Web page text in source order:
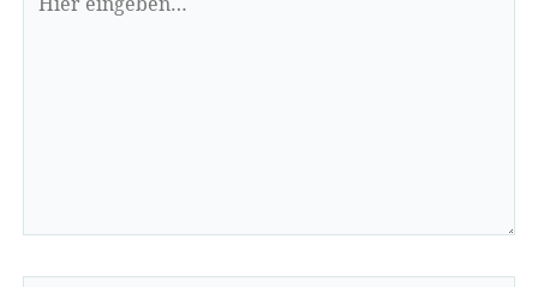
eingeben…